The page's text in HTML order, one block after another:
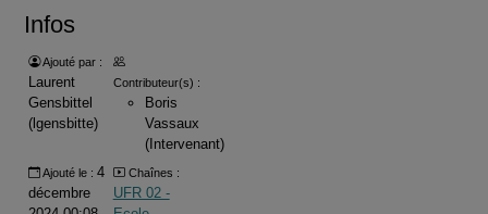
Infos
Ajouté par :
Laurent
Gensbittel
(lgensbitte)
Contributeur(s) :
Boris
Vassaux
(Intervenant)
Ajouté le : 4
décembre
Chaînes :
UFR 02 -